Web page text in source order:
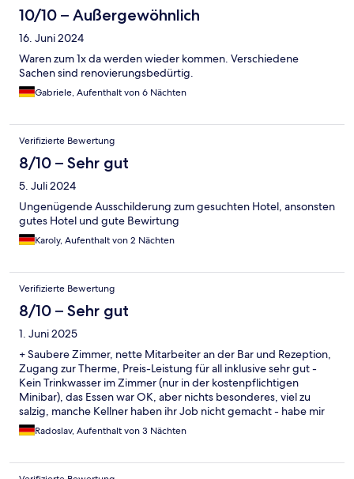
10/10 – Außergewöhnlich
16. Juni 2024
Waren zum 1x da werden wieder kommen. Verschiedene
Sachen sind renovierungsbedürtig.
Gabriele, Aufenthalt von 6 Nächten
Verifizierte Bewertung
8/10 – Sehr gut
5. Juli 2024
Ungenügende Ausschilderung zum gesuchten Hotel, ansonsten
gutes Hotel und gute Bewirtung
Karoly, Aufenthalt von 2 Nächten
Verifizierte Bewertung
8/10 – Sehr gut
1. Juni 2025
+ Saubere Zimmer, nette Mitarbeiter an der Bar und Rezeption,
Zugang zur Therme, Preis-Leistung für all inklusive sehr gut -
Kein Trinkwasser im Zimmer (nur in der kostenpflichtigen
Minibar), das Essen war OK, aber nichts besonderes, viel zu
salzig, manche Kellner haben ihr Job nicht gemacht - habe mir
selber Bier von der Bar geholt, Nachhaltigkeit - na ja,auch nicht
gebrauchte Badetücher und Bademantel werden gewaschen
Radoslav, Aufenthalt von 3 Nächten